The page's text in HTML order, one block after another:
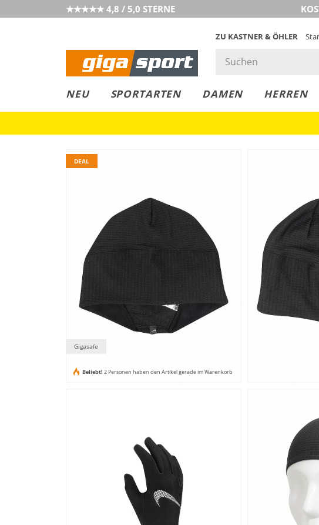
★★★★★ 4,8 / 5,0 STERNE
ZU KASTNER & ÖHLER
NEU SPORTARTEN DAMEN HERREN
LEASING
COLLECT
RESERVE
DEAL
Gigasafe
Beliebt! 2 Personen haben den Artikel gerade im Warenkorb